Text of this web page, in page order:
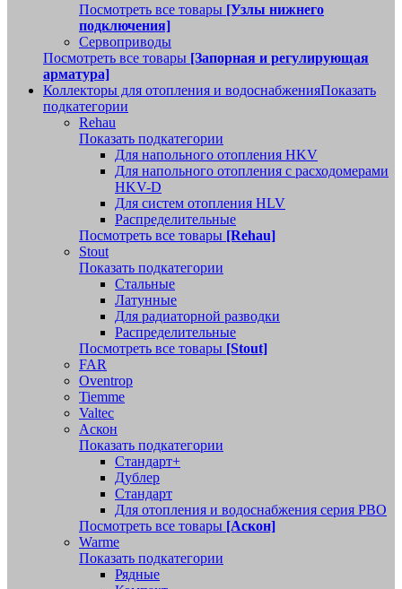
Посмотреть все товары [Узлы нижнего
подключения]
Сервоприводы
Посмотреть все товары [Запорная и регулирующая
арматура]
Коллекторы для отопления и водоснабженияПоказать
подкатегории
Rehau
Показать подкатегории
Для напольного отопления HKV
Для напольного отопления с расходомерами
HKV-D
Для систем отопления HLV
Распределительные
Посмотреть все товары [Rehau]
Stout
Показать подкатегории
Стальные
Латунные
Для радиаторной разводки
Распределительные
Посмотреть все товары [Stout]
FAR
Oventrop
Tiemme
Valtec
Аскон
Показать подкатегории
Стандарт+
Дублер
Стандарт
Для отопления и водоснабжения серия РВО
Посмотреть все товары [Аскон]
Warme
Показать подкатегории
Рядные